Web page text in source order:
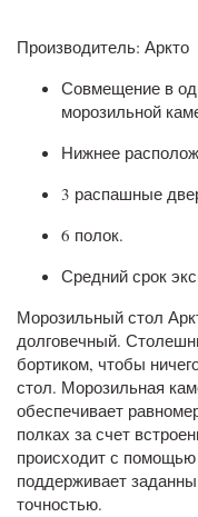
Производитель: Аркто
Совмещение в
морозильной
Нижнее
3 распашные
6 полок.
Средний срок
Морозильный стол
долговечный.
бортиком, чтобы
стол. Морозильная
обеспечивает
полках за счет
происходит с
поддерживает
точностью.